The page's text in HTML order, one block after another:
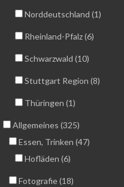
Norddeutschland (1)
Rheinland-Pfalz (6)
Schwarzwald (10)
Stuttgart Region (8)
Thüringen (1)
Allgemeines (325)
Essen, Trinken (47)
Hofläden (6)
Fotografie (18)